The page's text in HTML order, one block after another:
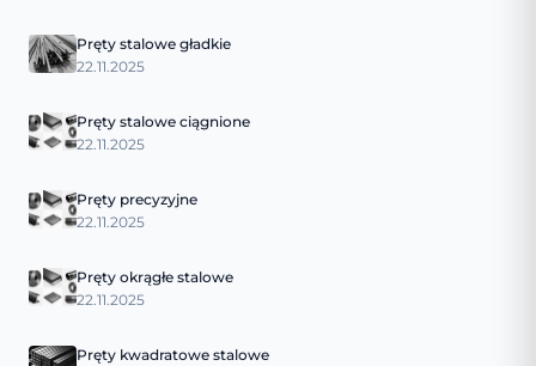
Pręty stalowe gładkie
22.11.2025
Pręty stalowe ciągnione
22.11.2025
Pręty precyzyjne
22.11.2025
Pręty okrągłe stalowe
22.11.2025
Pręty kwadratowe stalowe